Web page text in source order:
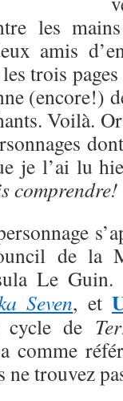
les
amis
trois
(encore!)
Voilà.
je l’ai lu
comprendre!
de la
Le Guin.
Seven, et
cycle de
comme
ne trouvez